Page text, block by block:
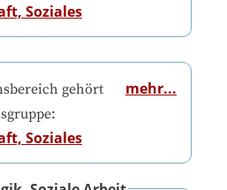
Soziales
gehört
Soziales
mehr...